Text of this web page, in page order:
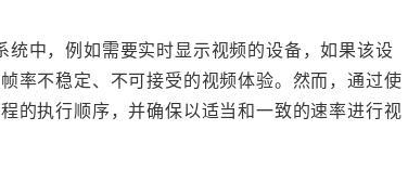
统中，例如需要实时显示视频的设备，如果该设
率不稳定、不可接受的视频体验。然而，通过使
的执行顺序，并确保以适当和一致的速率进行视